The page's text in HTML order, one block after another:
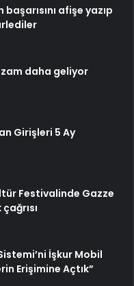
başarısını afişe yazıp
daha geliyor
Girişleri 5 Ay
Festivalinde Gazze
İşkur Mobil
Erişimine Açtık”